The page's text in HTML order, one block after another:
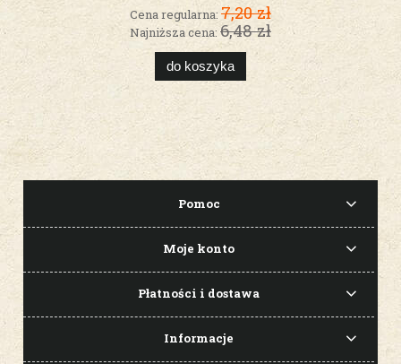
Cena regularna: 7,20 zł
Najniższa cena:6,48 zł
do koszyka
Pomoc
Moje konto
Płatności i dostawa
Informacje